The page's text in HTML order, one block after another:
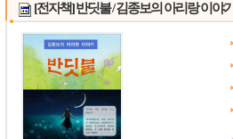
[전자책] 반딧불 / 김종보의 아리랑 이야